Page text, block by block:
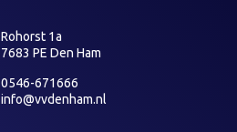
Rohorst 1a
7683 PE Den Ham
0546-671666
info@vvdenham.nl